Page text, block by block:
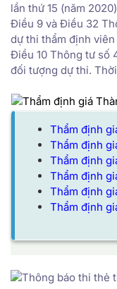
lần thứ 15 (năm
Điều 9 và Điều 32
dự thi thẩm định
Điều 10 Thông tư số
đối tượng dự thi.
Thẩm định
Thẩm định
Thẩm định
Thẩm định
Thẩm định
Thẩm định